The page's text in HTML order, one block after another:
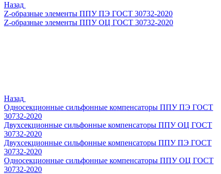
Назад
Z-образные элементы ППУ ПЭ ГОСТ 30732-2020
Z-образные элементы ППУ ОЦ ГОСТ 30732-2020
Назад
Односекционные сильфонные компенсаторы ППУ ПЭ ГОСТ
30732-2020
Двухсекционные сильфонные компенсаторы ППУ ОЦ ГОСТ
30732-2020
Двухсекционные сильфонные компенсаторы ППУ ПЭ ГОСТ
30732-2020
Односекционные сильфонные компенсаторы ППУ ОЦ ГОСТ
30732-2020